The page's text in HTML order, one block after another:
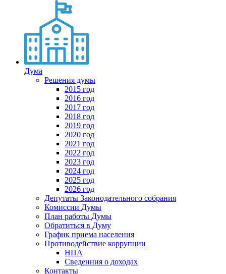
Дума
Решения думы
2015 год
2016 год
2017 год
2018 год
2019 год
2020 год
2021 год
2022 год
2023 год
2024 год
2025 год
2026 год
Депутаты Законодательного собрания
Комиссии Думы
План работы Думы
Обратиться в Думу
График приема населения
Противодействие коррупции
НПА
Сведенния о доходах
Контакты